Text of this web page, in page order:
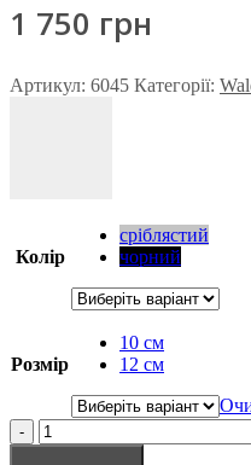
1 750 грн
Артикул: 6045 Категорії:
Колір
сріблястий
чорний
Розмір
10 cм
12 см
-